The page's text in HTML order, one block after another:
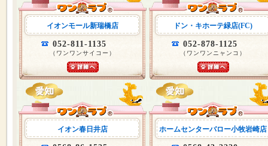
イオンモール新瑞橋店
052-811-1135
（ワンワンサイコー）
ドン・キホーテ緑店(FC)
052-878-1125
（ワンワンニャンコ）
イオン春日井店 ホームセンターバロー小牧岩崎店